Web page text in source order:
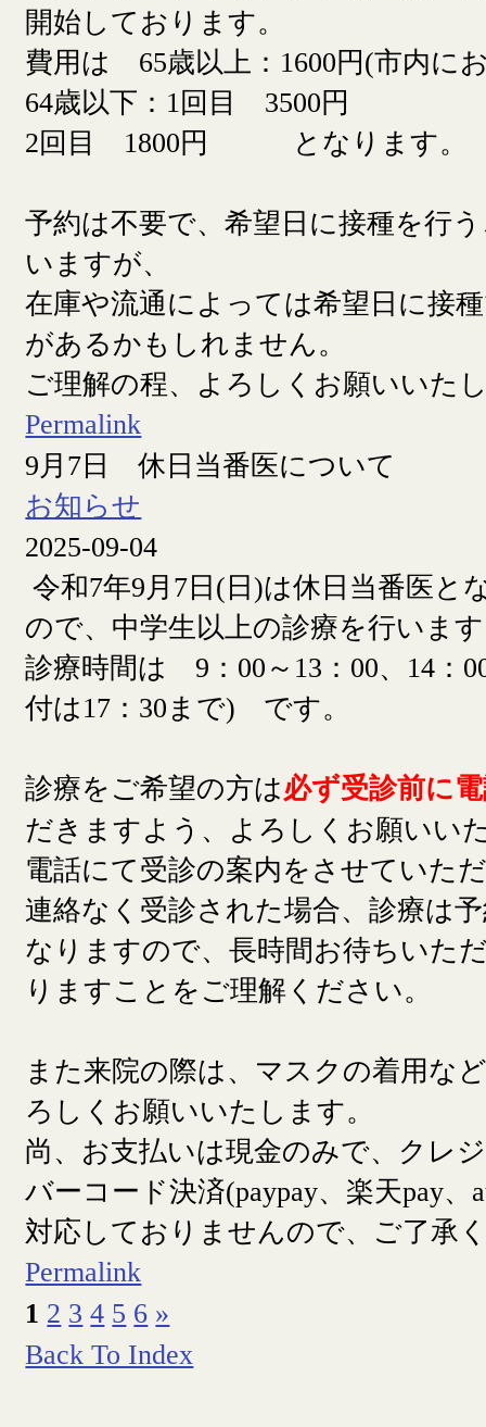
開始しております。
費用は 65歳以上：1600円(市内に
64歳以下：1回目 3500円
2回目 1800円 となります。
予約は不要で、希望日に接種を行
いますが、
在庫や流通によっては希望日に接
があるかもしれません。
ご理解の程、よろしくお願いいた
Permalink
9月7日 休日当番医について
お知らせ
2025-09-04
令和7年9月7日(日)は休日当番医と
ので、中学生以上の診療を行います
診療時間は 9：00～13：00、14：
付は17：30まで) です。
診療をご希望の方は必ず受診前に
だきますよう、よろしくお願いい
電話にて受診の案内をさせていた
連絡なく受診された場合、診療は
なりますので、長時間お待ちいた
りますことをご理解ください。
また来院の際は、マスクの着用な
ろしくお願いいたします。
尚、お支払いは現金のみで、クレ
バーコード決済(paypay、楽天pay、
対応しておりませんので、ご了承
Permalink
1 2 3 4 5 6 »
Back To Index